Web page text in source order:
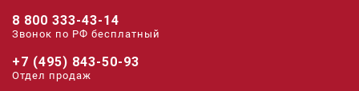
8 800 333-43-14
Звонок по РФ беcплатный
+7 (495) 843-50-93
Отдел продаж